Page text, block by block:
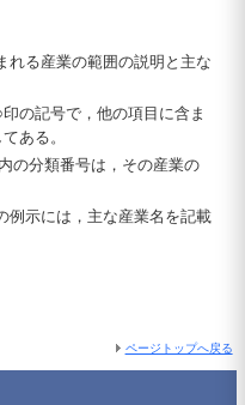
れる産業の範囲の説明と主な
の記号で，他の項目に含ま
ある。
分類番号は，その産業の
例示には，主な産業名を記載
ページトップへ戻る